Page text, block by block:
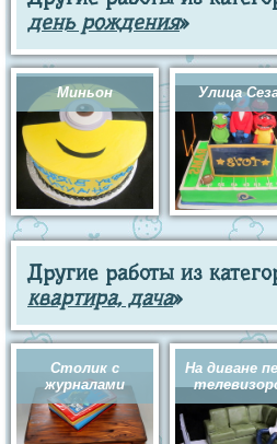
день рождения»
Миньон Улица
Другие работы из
квартира, дача»
Столик с
журналами
На диване